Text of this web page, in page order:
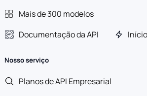
Mais de 300 modelos
Documentação da API
Nosso serviço
Planos de API Empresarial